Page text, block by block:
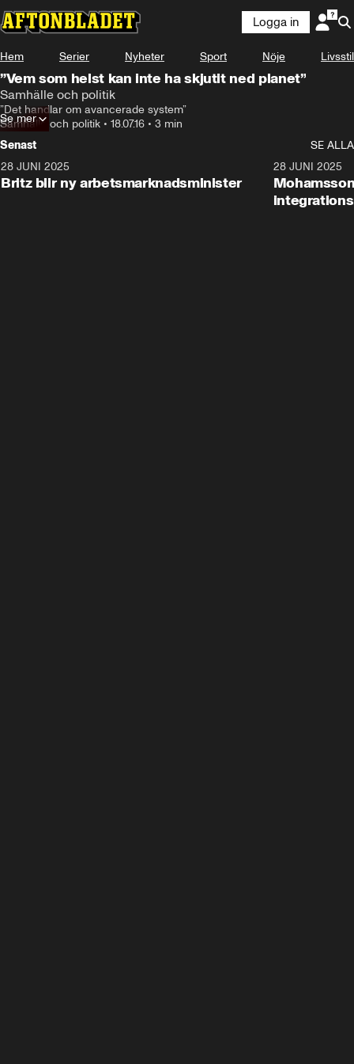
Logga in
Hem Serier Nyheter Sport Nöje Livsstil
”Vem som helst kan inte ha skjutit ned planet”
Samhälle och politik
”Det handlar om avancerade system”
Samhälle och politik • 18.07.16 • 3 min
Se mer
Senast
SE ALLA
28 JUNI 2025
Britz blir ny arbetsmarknadsminister
28 JUNI 2025